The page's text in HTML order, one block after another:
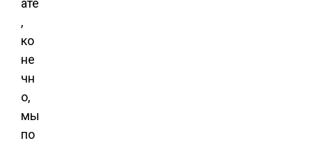
ате
,
ко
не
чн
о,
мы
по